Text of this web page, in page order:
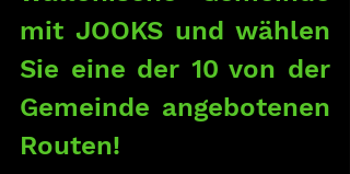
mit JOOKS und wählen
Sie eine der 10 von der
Gemeinde angebotenen
Routen!